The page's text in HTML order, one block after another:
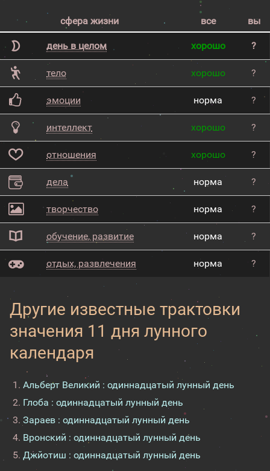
сфера жизни все вы
день в целом хорошо ?
тело хорошо ?
эмоции норма ?
интеллект хорошо ?
отношения хорошо ?
дела норма ?
творчество норма ?
обучение, развитие норма ?
отдых, развлечения норма ?
Другие известные трактовки
значения 11 дня лунного
календаря
Альберт Великий : одиннадцатый лунный день
Глоба : одиннадцатый лунный день
Зараев : одиннадцатый лунный день
Вронский : одиннадцатый лунный день
Джйотиш : одиннадцатый лунный день